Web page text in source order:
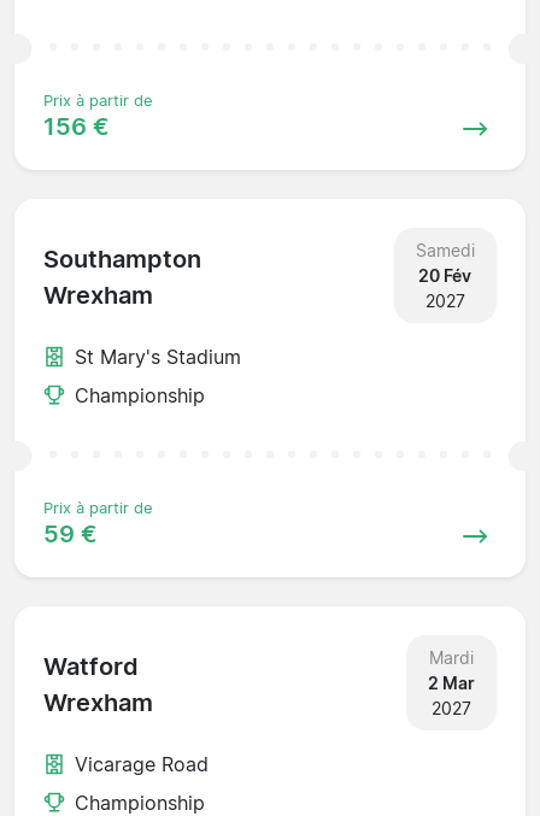
Prix à partir de
156 €
Southampton
Wrexham
Samedi
20 Fév
2027
St Mary's Stadium
Championship
Prix à partir de
59 €
Watford
Wrexham
Mardi
2 Mar
2027
Vicarage Road
Championship